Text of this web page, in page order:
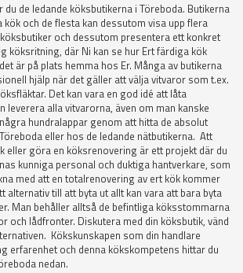
du de ledande köksbutikerna i Töreboda. Butikerna
kök och de flesta kan dessutom visa upp flera
och dessutom presentera ett konkret
köksritning, där Ni kan se hur Ert färdiga kök
är på plats hemma hos Er. Många av butikerna
hjälp när det gäller att välja vitvaror som t.ex.
Det kan vara en god idé att låta
leverera alla vitvarorna, även om man kanske
hundralappar genom att hitta de absolut
eller hos de ledande nätbutikerna. Att
eller göra en köksrenovering är ett projekt där du
kunniga personal och duktiga hantverkare, som
med att en totalrenovering av ert kök kommer
alternativ till att byta ut allt kan vara att bara byta
Man behåller alltså de befintliga köksstommarna
och lådfronter. Diskutera med din köksbutik, vänd
Kökskunskapen som din handlare
erfarenhet och denna kökskompetens hittar du
nedan.